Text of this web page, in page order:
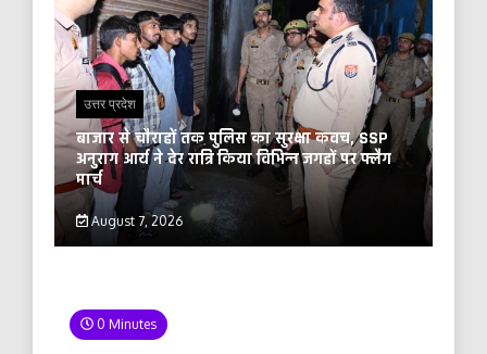
उत्तर प्रदेश
बाजार से चौराहों तक पुलिस का सुरक्षा कवच, SSP
अनुराग आर्य ने देर रात्रि किया विभिन्न जगहों पर फ्लैग
मार्च
August 7, 2026
0 Minutes